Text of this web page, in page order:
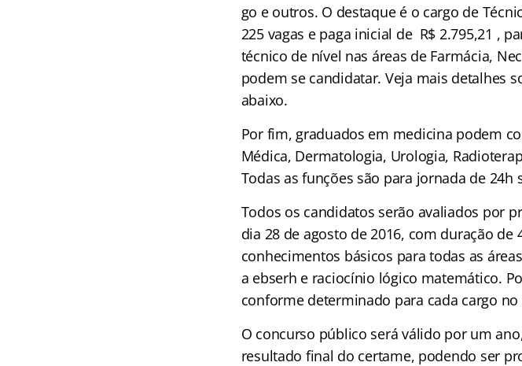
go e outros. O destaque é o cargo de
225 vagas e paga inicial de R$ 2.795,21 ,
técnico de nível nas áreas de Farmácia,
podem se candidatar. Veja mais detalhes
abaixo.
Por fim, graduados em medicina podem
Médica, Dermatologia, Urologia,
Todas as funções são para jornada de 24h
Todos os candidatos serão avaliados por
dia 28 de agosto de 2016, com duração de
conhecimentos básicos para todas as
a ebserh e raciocínio lógico matemático.
conforme determinado para cada cargo no
O concurso público será válido por um
resultado final do certame, podendo ser